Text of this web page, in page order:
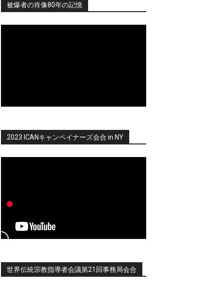
被爆者の肖像80年の記憶
2023 ICANキャンペイナーズ会合 in NY
世界伝統宗教指導者会議第21回事務局会合